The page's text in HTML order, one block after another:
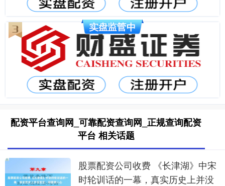
配资平台查询网_可靠配资查询网_正规查询配资
平台 相关话题
股票配资公司收费 《长津湖》中宋
时轮训话的一幕，真实历史上并没